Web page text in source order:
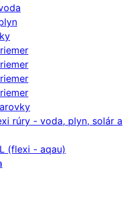
rúry - voda, plyn, solár a
(flexi - aqau)